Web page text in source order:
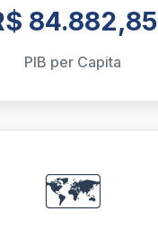
84.882,85
PIB per Capita
🗺️